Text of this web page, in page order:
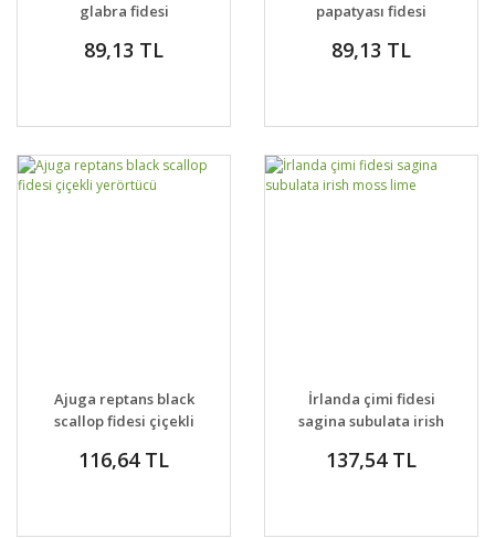
glabra fidesi
89,13 TL
papatyası fidesi
garden gnome
89,13 TL
Ajuga reptans black
scallop fidesi çiçekli
116,64 TL
İrlanda çimi fidesi
sagina subulata irish
137,54 TL